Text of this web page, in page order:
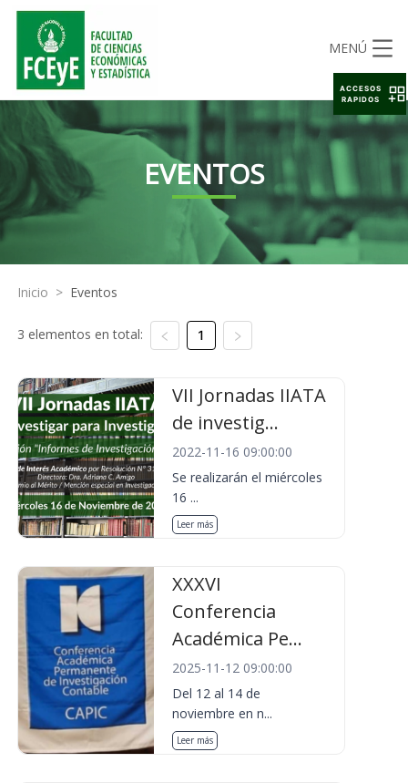
MENÚ
EVENTOS
Inicio > Eventos
3 elementos en total: 1
VII Jornadas IIATA
de investig...
2022-11-16 09:00:00
Se realizarán el miércoles
16 ...
Leer más
XXXVI
Conferencia
Académica Pe...
2025-11-12 09:00:00
Del 12 al 14 de
noviembre en n...
Leer más
ACCESOS
RAPIDOS